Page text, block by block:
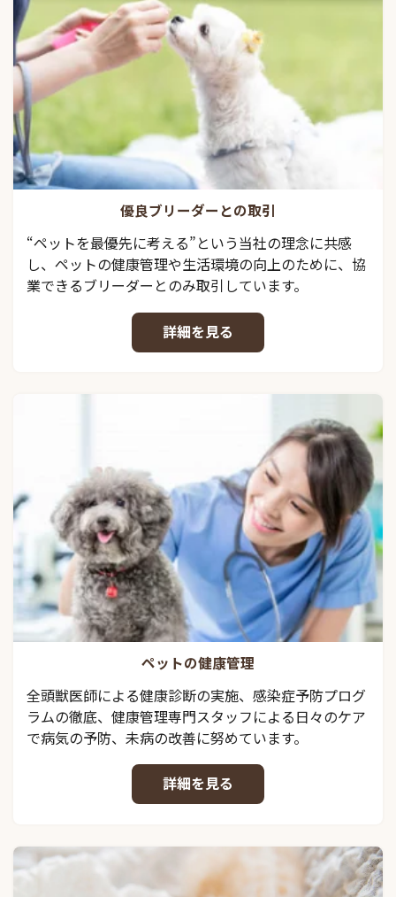
優良ブリーダーとの取引
“ペットを最優先に考える”という当社の理念に共感
し、ペットの健康管理や生活環境の向上のために、協
業できるブリーダーとのみ取引しています。
詳細を見る
ペットの健康管理
全頭獣医師による健康診断の実施、感染症予防プログ
ラムの徹底、健康管理専門スタッフによる日々のケア
で病気の予防、未病の改善に努めています。
詳細を見る